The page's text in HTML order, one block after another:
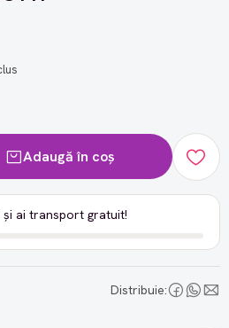
Adaugă în coș
și ai transport gratuit!
Distribuie: